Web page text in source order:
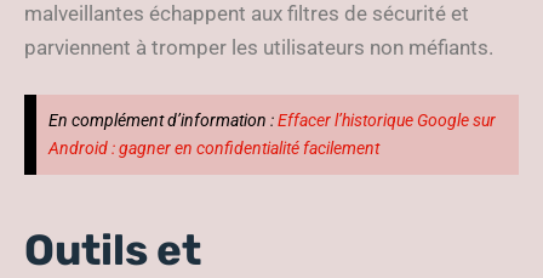
malveillantes échappent aux filtres de sécurité et
parviennent à tromper les utilisateurs non méfiants.
En complément d’information :Effacer l’historique Google sur
Android : gagner en confidentialité facilement
Outils et